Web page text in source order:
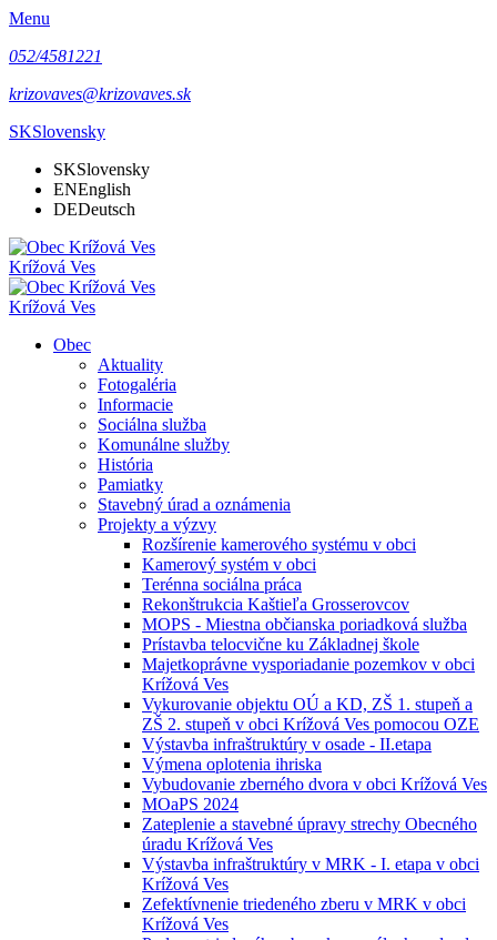
Menu
052/4581221
krizovaves@krizovaves.sk
SKSlovensky
SKSlovensky
ENEnglish
DEDeutsch
Krížová Ves
Krížová Ves
Obec
Aktuality
Fotogaléria
Informacie
Sociálna služba
Komunálne služby
História
Pamiatky
Stavebný úrad a oznámenia
Projekty a výzvy
Rozšírenie kamerového systému v obci
Kamerový systém v obci
Terénna sociálna práca
Rekonštrukcia Kaštieľa Grosserovcov
MOPS - Miestna občianska poriadková služba
Prístavba telocvične ku Základnej škole
Majetkoprávne vysporiadanie pozemkov v obci
Krížová Ves
Vykurovanie objektu OÚ a KD, ZŠ 1. stupeň a
ZŠ 2. stupeň v obci Krížová Ves pomocou OZE
Výstavba infraštruktúry v osade - II.etapa
Výmena oplotenia ihriska
Vybudovanie zberného dvora v obci Krížová Ves
MOaPS 2024
Zateplenie a stavebné úpravy strechy Obecného
úradu Krížová Ves
Výstavba infraštruktúry v MRK - I. etapa v obci
Krížová Ves
Zefektívnenie triedeného zberu v MRK v obci
Krížová Ves